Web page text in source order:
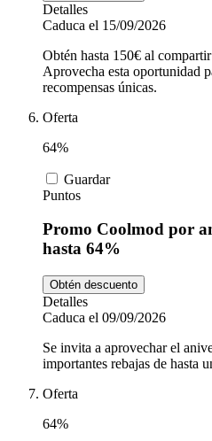
Detalles
Caduca el 15/09/2026
Obtén hasta 150€ al
Aprovecha esta oportunidad
recompensas únicas.
Oferta
64%
Guardar
Puntos
Promo Coolmod por
hasta 64%
Obtén descuento
Detalles
Caduca el 09/09/2026
Se invita a aprovechar el
importantes rebajas de hasta
Oferta
64%